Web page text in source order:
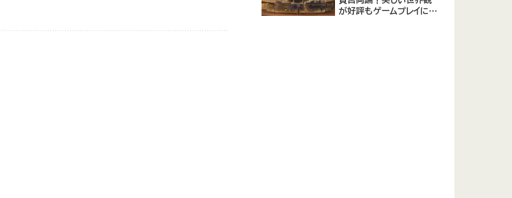
が好評もゲームプレイに課